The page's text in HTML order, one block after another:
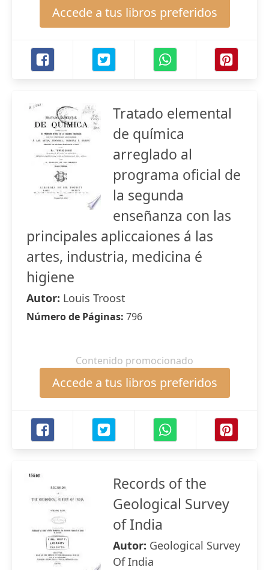
Accede a tus libros preferidos
Tratado elemental
de química
arreglado al
programa oficial de
la segunda
enseñanza con las
principales apliccaiones á las
artes, industria, medicina é
higiene
Autor: Louis Troost
Número de Páginas: 796
Contenido promocionado
Accede a tus libros preferidos
Records of the
Geological Survey
of India
Autor: Geological Survey
Of India